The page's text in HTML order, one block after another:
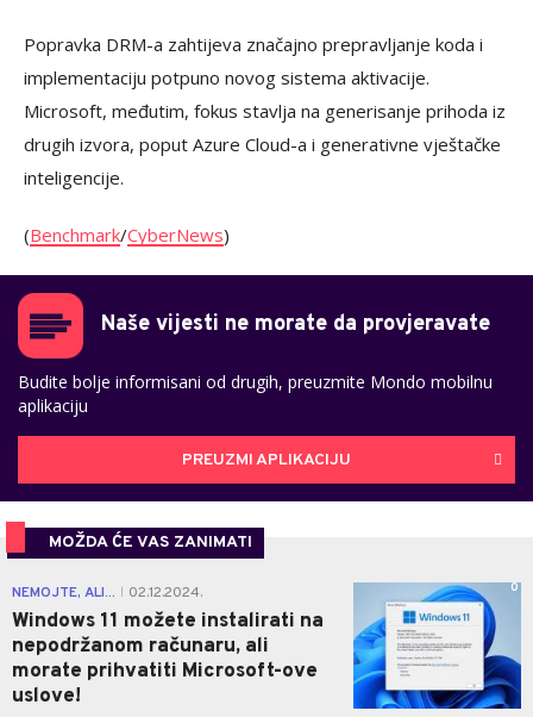
Popravka DRM-a zahtijeva značajno prepravljanje koda i
implementaciju potpuno novog sistema aktivacije.
Microsoft, međutim, fokus stavlja na generisanje prihoda iz
drugih izvora, poput Azure Cloud-a i generativne vještačke
inteligencije.
(Benchmark/CyberNews)
Naše vijesti ne morate da provjeravate
Budite bolje informisani od drugih, preuzmite Mondo mobilnu
aplikaciju
PREUZMI APLIKACIJU
MOŽDA ĆE VAS ZANIMATI
NEMOJTE, ALI... 02.12.2024.
Windows 11 možete instalirati na
nepodržanom računaru, ali
morate prihvatiti Microsoft-ove
uslove!
0